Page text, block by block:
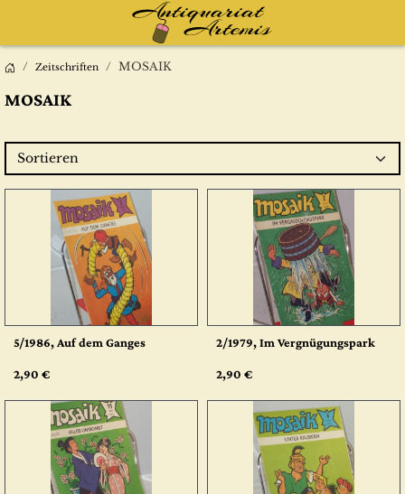
Zeitschriften MOSAIK
MOSAIK
Sortieren
5/1986, Auf dem Ganges
2,90 €
2/1979, Im Vergnügungspark
2,90 €